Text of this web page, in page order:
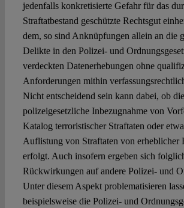
jedenfalls konkretisierte Gefahr für das
Straftatbestand geschützte Rechtsgut
dem, so sind Anknüpfungen allein an die
Delikte in den Polizei- und
verdeckten Datenerhebungen ohne
Anforderungen mithin
Nicht entscheidend sein kann dabei, ob die
polizeigesetzliche Inbezugnahme von
Katalog terroristischer Straftaten oder
Auflistung von Straftaten von erheblicher
erfolgt. Auch insofern ergeben sich
Rückwirkungen auf andere Polizei- und
Unter diesem Aspekt problematisieren
beispielsweise die Polizei- und